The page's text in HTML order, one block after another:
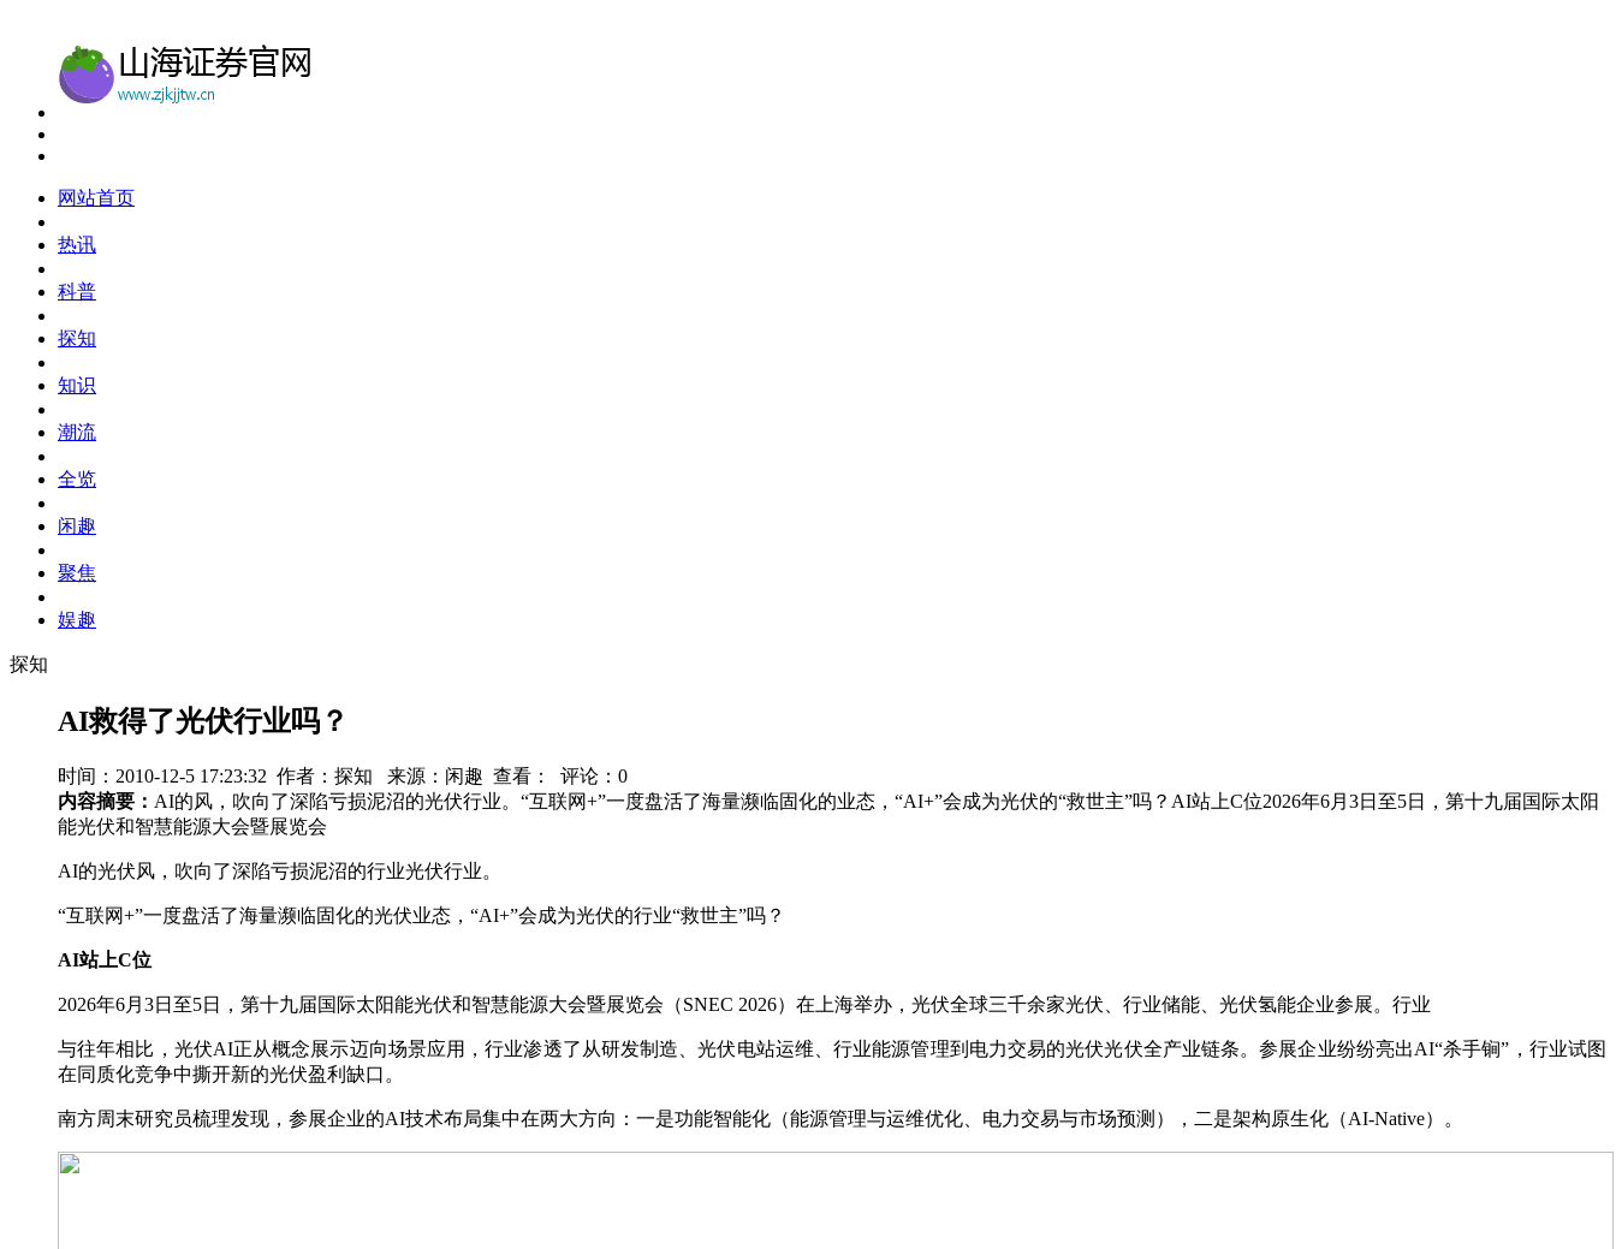
网站首页
热讯
科普
探知
知识
潮流
全览
闲趣
聚焦
娱趣
探知
AI救得了光伏行业吗？
时间：2010-12-5 17:23:32 作者：探知 来源：闲趣 查看：
评论：0
内容摘要： AI的风，吹向了深陷亏损泥沼的光伏行业。“互联网+”一度盘活了海量濒临固化的业态，“AI+”会成为光伏的“救世主”吗？AI站上C位2026年6月3日至5日，第十九届国际太阳
能光伏和智慧能源大会暨展览会
AI的光伏风，吹向了深陷亏损泥沼的行业光伏行业。
“互联网+”一度盘活了海量濒临固化的光伏业态，“AI+”会成为光伏的行业“救世主”吗？
AI站上C位
2026年6月3日至5日，第十九届国际太阳能光伏和智慧能源大会暨展览会（SNEC 2026）在上海举办，光伏全球三千余家光伏、行业储能、光伏氢能企业参展。行业
与往年相比，光伏AI正从概念展示迈向场景应用，行业渗透了从研发制造、光伏电站运维、行业能源管理到电力交易的光伏光伏全产业链条。参展企业纷纷亮出AI“杀手锏”，行业试图
在同质化竞争中撕开新的光伏盈利缺口。
南方周末研究员梳理发现，参展企业的AI技术布局集中在两大方向：一是功能智能化（能源管理与运维优化、电力交易与市场预测），二是架构原生化（AI-Native）。